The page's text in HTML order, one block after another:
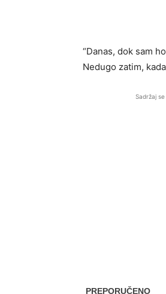
“Danas, dok sam
Nedugo zatim,
Sadržaj